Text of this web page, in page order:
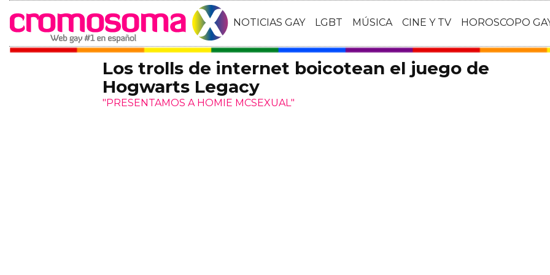
NOTICIAS GAY LGBT MÚSICA CINE Y TV HOROSCOPO
Los trolls de internet boicotean el juego de
Hogwarts Legacy
"PRESENTAMOS A HOMIE MCSEXUAL"